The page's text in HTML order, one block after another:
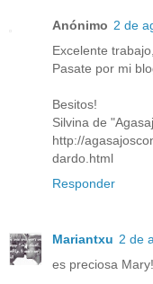
Anónimo 2 de
Excelente
Pasate por mi
Besitos!
Silvina de
http://
dardo.html
Responder
Mariantxu 2 de
es preciosa